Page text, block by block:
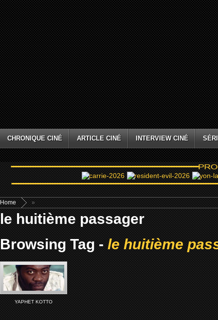
CHRONIQUE CINÉ ARTICLE CINÉ INTERVIEW CINÉ
Home »
le huitième passager
Browsing Tag -le huitième
YAPHET KOTTO